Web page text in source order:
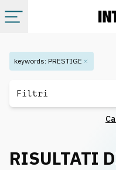
Categorie
Playlist
keywords: PRESTIGE
Filtri
RISULTATI